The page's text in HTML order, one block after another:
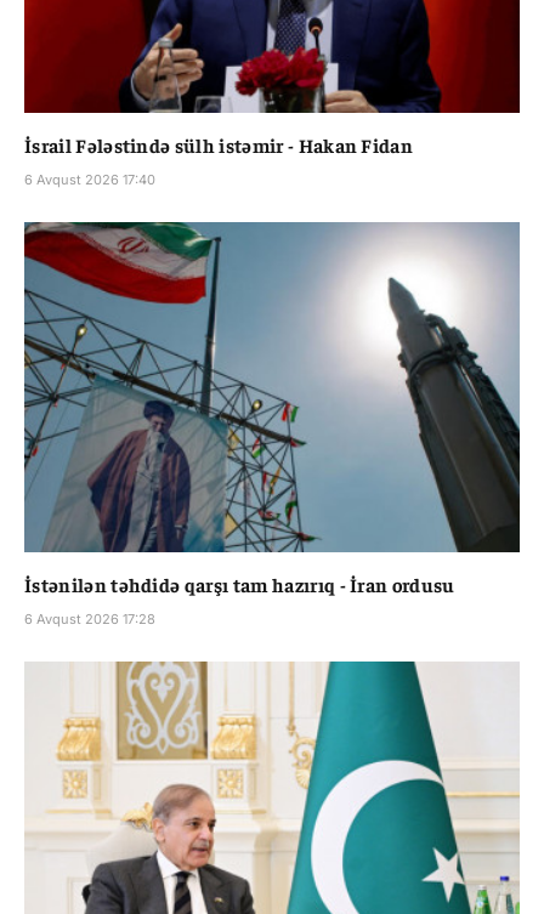
İsrail Fələstində sülh istəmir - Hakan Fidan
6 Avqust 2026 17:40
İstənilən təhdidə qarşı tam hazırıq - İran ordusu
6 Avqust 2026 17:28